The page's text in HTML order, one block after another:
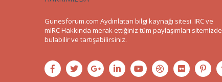
Gunesforum.com Aydınlatan bilgi kaynağı sitesi. IRC ve
mIRC Hakkında merak ettiğiniz tüm paylaşımları sitemizde
bulabilir ve tartışabilirsiniz.